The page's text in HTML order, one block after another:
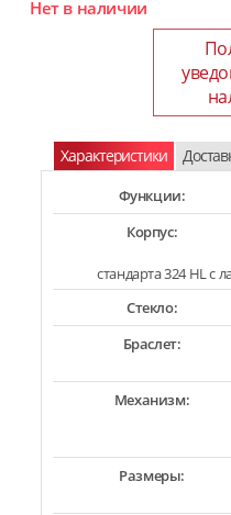
Нет в наличии
Характеристики
Функции:
Корпус:
стандарта 324 HL
Стекло:
Браслет:
Механизм:
Размеры: